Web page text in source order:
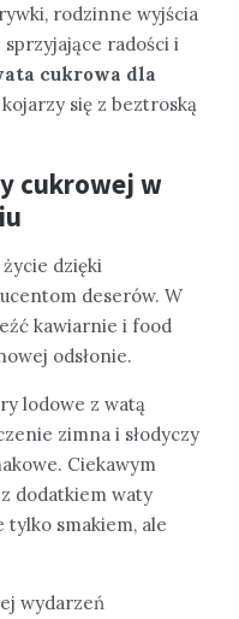
rodzinne wyjścia
radości i
cukrowa dla
się z beztroską
cukrowej w
życie dzięki
deserów. W
kawiarnie i food
odsłonie.
lodowe z watą
zimna i słodyczy
Ciekawym
dodatkiem waty
tylko smakiem, ale
wydarzeń